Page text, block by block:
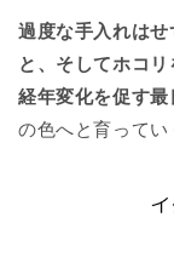
過度な手入れは
と、そしてホコ
経年変化を促す最
の色へと育ってい